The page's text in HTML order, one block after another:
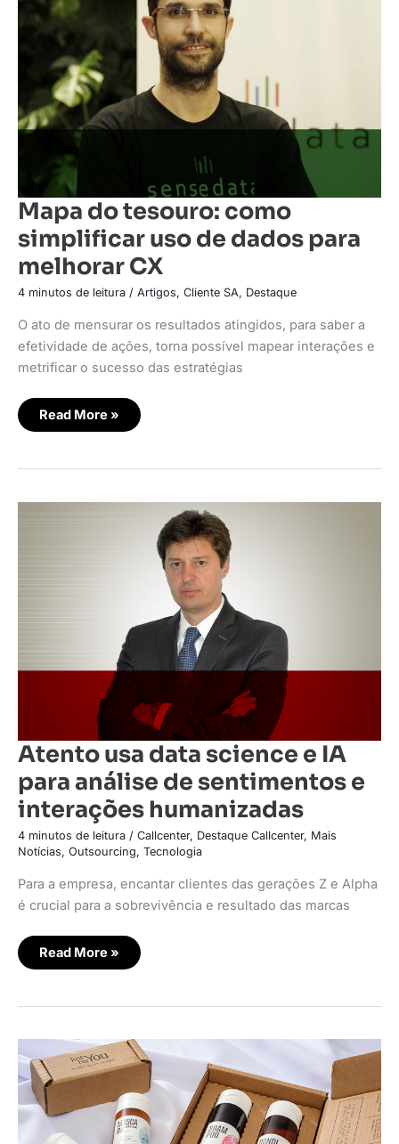
Mapa do tesouro: como
simplificar uso de dados para
melhorar CX
4 minutos de leitura / Artigos, Cliente SA, Destaque
O ato de mensurar os resultados atingidos, para saber a
efetividade de ações, torna possível mapear interações e
metrificar o sucesso das estratégias
simplificar
uso
dados
para
melhorar
CX
Read More »
Atento usa data science e IA
para análise de sentimentos e
interações humanizadas
4 minutos de leitura / Callcenter, Destaque Callcenter, Mais
Notícias, Outsourcing, Tecnologia
Para a empresa, encantar clientes das gerações Z e Alpha
é crucial para a sobrevivência e resultado das marcas
Atento
humanizadas
Read More »
JustForYou
expande
investimento
em
data
science